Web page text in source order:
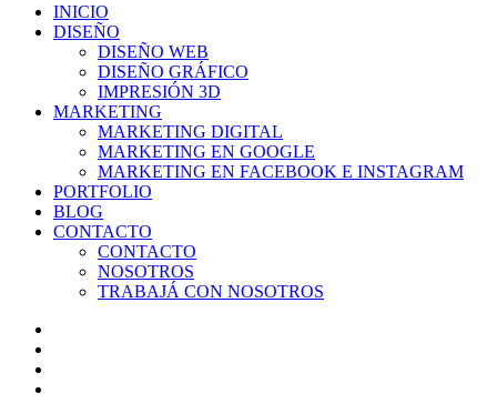
Close
Menu
INICIO
DISEÑO
DISEÑO WEB
DISEÑO GRÁFICO
IMPRESIÓN 3D
MARKETING
MARKETING DIGITAL
MARKETING EN GOOGLE
MARKETING EN FACEBOOK E INSTAGRAM
PORTFOLIO
BLOG
CONTACTO
CONTACTO
NOSOTROS
TRABAJÁ CON NOSOTROS